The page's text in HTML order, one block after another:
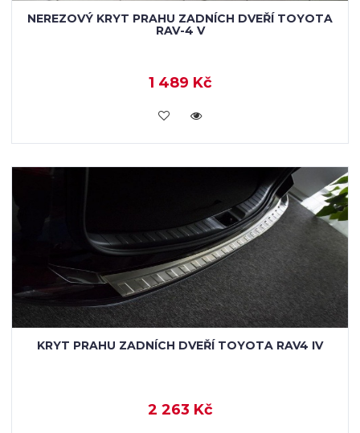
NEREZOVÝ KRYT PRAHU ZADNÍCH DVEŘÍ TOYOTA
RAV-4 V
1 489 Kč
KOUPIT
KRYT PRAHU ZADNÍCH DVEŘÍ TOYOTA RAV4 IV
2 263 Kč